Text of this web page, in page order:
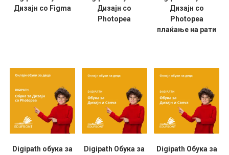
Дизајн со Figma
Дизајн со
Photopea
Дизајн со
Photopea
плаќање на рати
Digipath обука за
Digipath Обука за
Digipath Обука за